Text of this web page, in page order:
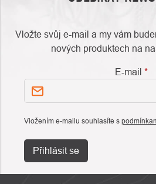
Vložte svůj e-mail a my vám
nových produktech na
E-mail
Vložením e-mailu souhlasíte s
Přihlásit se